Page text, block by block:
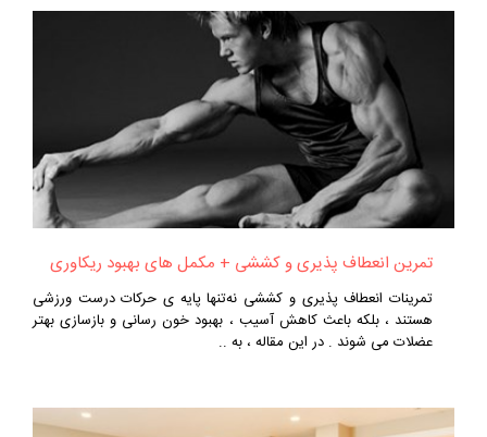
تمرین انعطاف‌ پذیری و کششی + مکمل‌ های بهبود ریکاوری
تمرینات انعطاف‌ پذیری و کششی نه‌تنها پایه‌ ی حرکات درست ورزشی
هستند ، بلکه باعث کاهش آسیب ، بهبود خون‌ رسانی و بازسازی بهتر
عضلات می‌ شوند . در این مقاله ، به ..